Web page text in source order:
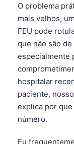
O problema
mais velhos,
FEU pode
que não são
especialmente
hospitalar
paciente, nosso
explica por que
número.
Eu